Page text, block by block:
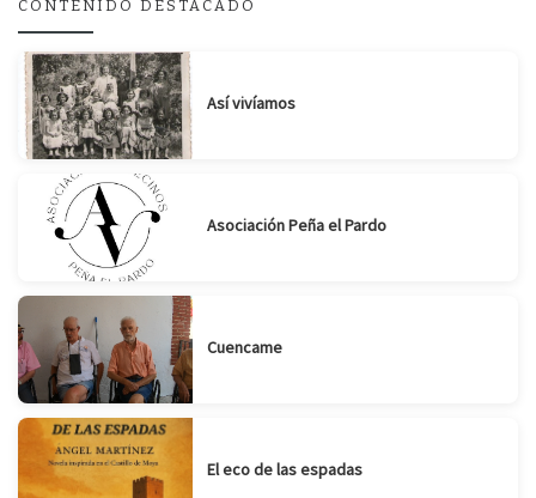
CONTENIDO DESTACADO
Así vivíamos
Asociación Peña el Pardo
Cuencame
El eco de las espadas